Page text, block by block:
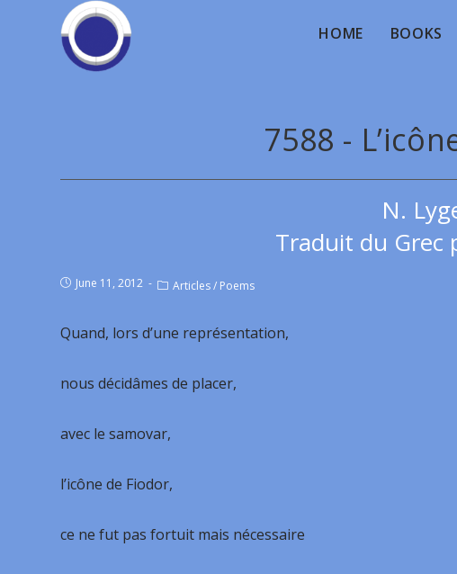
HOME BOOKS
7588 -
N.
Traduit du Grec
June 11, 2012 Articles/ Poems
Quand, lors d’une représentation,
nous décidâmes de placer,
avec le samovar,
l’icône de Fiodor,
ce ne fut pas fortuit mais nécessaire